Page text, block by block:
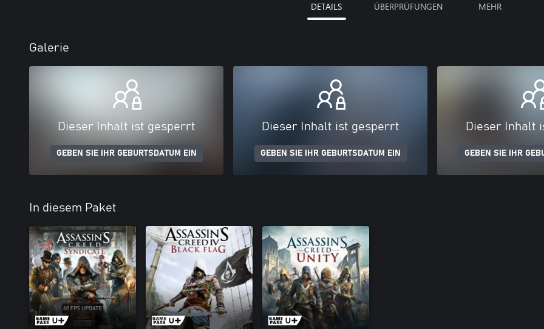
DETAILS ÜBERPRÜFUNGEN MEHR
Galerie
Dieser Inhalt ist gesperrt
GEBEN SIE IHR GEBURTSDATUM EIN
Dieser Inhalt ist gesperrt
GEBEN SIE IHR GEBURTSDATUM EIN
Dieser Inhalt
GEBEN SIE IHR
In diesem Paket